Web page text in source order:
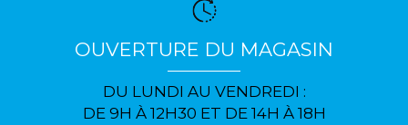
OUVERTURE DU MAGASIN
DU LUNDI AU VENDREDI :
DE 9H À 12H30 ET DE 14H À 18H